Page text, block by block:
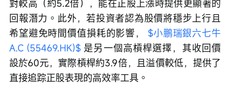
對較高（約5.2倍），能在正股上漲時提供更顯著的
回報潛力。此外，若投資者認為股價將穩步上行且
希望避免時間價值損耗的影響， $小鵬瑞銀六七牛
A.C (55469.HK)$ 是另一個高槓桿選擇，其收回價
設於60元，實際槓桿約3.9倍，且溢價較低，提供了
直接追踪正股表現的高效率工具。